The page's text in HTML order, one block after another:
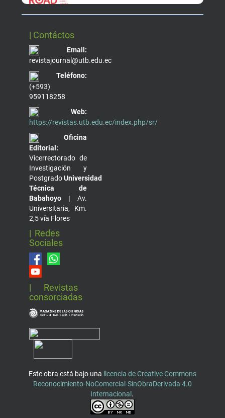
| Contáctos
Email:
revistajournal@utb.edu.ec
Teléfono:
(+593)
959118258
Web:
https://revistas.utb.edu.ec/index.php/sr/
Oficina
Editorial:
Vicerrectorado de
Investigación y
PostgradoUniversidad
Técnica de
Babahoyo | Av.
Universitaria, Km.
2,5 vía Flores
| Redes
Sociales
| Revistas
consorciadas
Este obra está bajo una licencia de Creative Commons
Reconocimiento-NoComercial-SinObraDerivada 4.0
Internacional .